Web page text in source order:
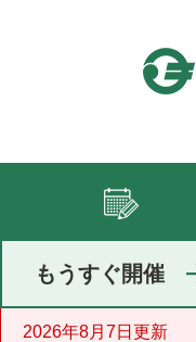
で
重要なお知らせ
2026年8月7日更新
もうすぐ開催